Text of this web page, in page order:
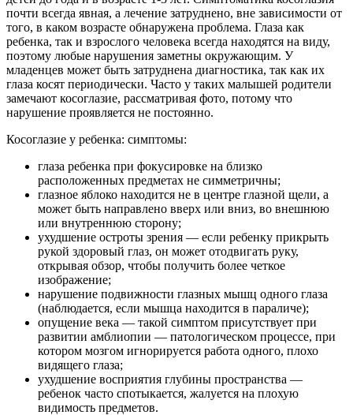
почти всегда явная, а лечение затруднено, вне зависимости от
того, в каком возрасте обнаружена проблема. Глаза как
ребенка, так и взрослого человека всегда находятся на виду,
поэтому любые нарушения заметны окружающим. У
младенцев может быть затруднена диагностика, так как их
глаза косят периодически. Часто у таких малышей родители
замечают косоглазие, рассматривая фото, потому что
нарушение проявляется не постоянно.
Косоглазие у ребенка: симптомы:
глаза ребенка при фокусировке на близко
расположенных предметах не симметричны;
глазное яблоко находится не в центре глазной щели, а
может быть направлено вверх или вниз, во внешнюю
или внутреннюю сторону;
ухудшение остроты зрения — если ребенку прикрыть
рукой здоровый глаз, он может отодвигать руку,
открывая обзор, чтобы получить более четкое
изображение;
нарушение подвижности глазных мышц одного глаза
(наблюдается, если мышца находится в параличе);
опущение века — такой симптом присутствует при
развитии амблиопии — патологическом процессе, при
котором мозгом игнорируется работа одного, плохо
видящего глаза;
ухудшение восприятия глубины пространства —
ребенок часто спотыкается, жалуется на плохую
видимость предметов.